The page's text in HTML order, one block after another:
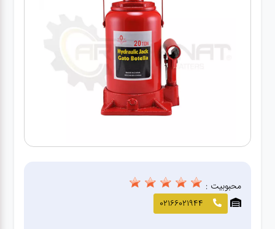
دیاگ
صافکاری
و نقاشی
محبوبیت :
02166021944